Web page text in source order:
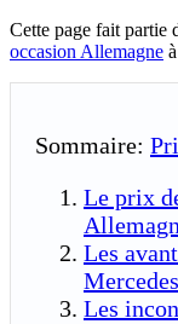
Cette page fait partie
occasion Allemagne
Sommaire:
Le prix
Les
Les